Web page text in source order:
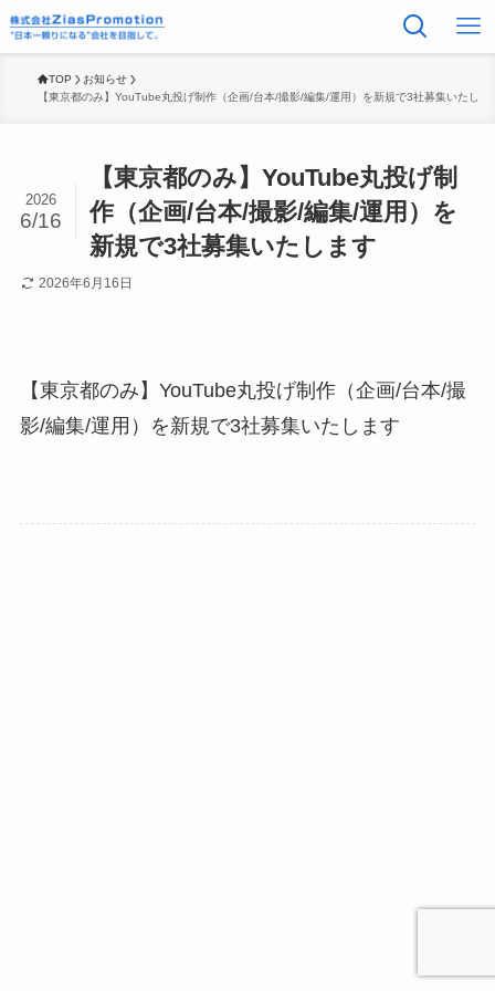
TOP
お知らせ
【東京都のみ】YouTube丸投げ制作（企画/台本/撮影/編集/運用）を新規で3社募集いたしま
【東京都のみ】YouTube丸投げ制
作（企画/台本/撮影/編集/運用）を
新規で3社募集いたします
2026
6/16
2026年6月16日
【東京都のみ】YouTube丸投げ制作（企画/台本/撮
影/編集/運用）を新規で3社募集いたします